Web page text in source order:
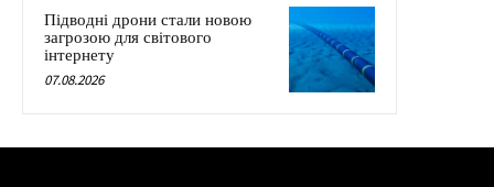
Підводні дрони стали новою
загрозою для світового
інтернету
07.08.2026